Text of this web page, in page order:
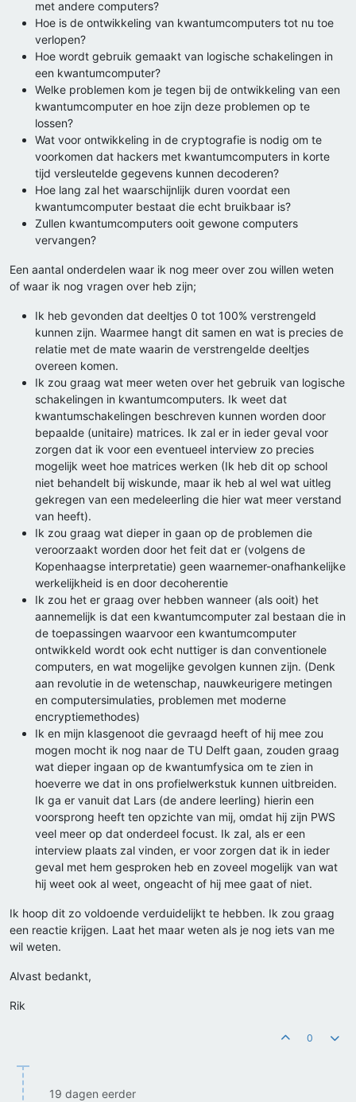
met andere computers?
Hoe is de ontwikkeling van kwantumcomputers tot nu toe
verlopen?
Hoe wordt gebruik gemaakt van logische schakelingen in
een kwantumcomputer?
Welke problemen kom je tegen bij de ontwikkeling van een
kwantumcomputer en hoe zijn deze problemen op te
lossen?
Wat voor ontwikkeling in de cryptografie is nodig om te
voorkomen dat hackers met kwantumcomputers in korte
tijd versleutelde gegevens kunnen decoderen?
Hoe lang zal het waarschijnlijk duren voordat een
kwantumcomputer bestaat die echt bruikbaar is?
Zullen kwantumcomputers ooit gewone computers
vervangen?
Een aantal onderdelen waar ik nog meer over zou willen weten
of waar ik nog vragen over heb zijn;
Ik heb gevonden dat deeltjes 0 tot 100% verstrengeld
kunnen zijn. Waarmee hangt dit samen en wat is precies de
relatie met de mate waarin de verstrengelde deeltjes
overeen komen.
Ik zou graag wat meer weten over het gebruik van logische
schakelingen in kwantumcomputers. Ik weet dat
kwantumschakelingen beschreven kunnen worden door
bepaalde (unitaire) matrices. Ik zal er in ieder geval voor
zorgen dat ik voor een eventueel interview zo precies
mogelijk weet hoe matrices werken (Ik heb dit op school
niet behandelt bij wiskunde, maar ik heb al wel wat uitleg
gekregen van een medeleerling die hier wat meer verstand
van heeft).
Ik zou graag wat dieper in gaan op de problemen die
veroorzaakt worden door het feit dat er (volgens de
Kopenhaagse interpretatie) geen waarnemer-onafhankelijke
werkelijkheid is en door decoherentie
Ik zou het er graag over hebben wanneer (als ooit) het
aannemelijk is dat een kwantumcomputer zal bestaan die in
de toepassingen waarvoor een kwantumcomputer
ontwikkeld wordt ook echt nuttiger is dan conventionele
computers, en wat mogelijke gevolgen kunnen zijn. (Denk
aan revolutie in de wetenschap, nauwkeurigere metingen
en computersimulaties, problemen met moderne
encryptiemethodes)
Ik en mijn klasgenoot die gevraagd heeft of hij mee zou
mogen mocht ik nog naar de TU Delft gaan, zouden graag
wat dieper ingaan op de kwantumfysica om te zien in
hoeverre we dat in ons profielwerkstuk kunnen uitbreiden.
Ik ga er vanuit dat Lars (de andere leerling) hierin een
voorsprong heeft ten opzichte van mij, omdat hij zijn PWS
veel meer op dat onderdeel focust. Ik zal, als er een
interview plaats zal vinden, er voor zorgen dat ik in ieder
geval met hem gesproken heb en zoveel mogelijk van wat
hij weet ook al weet, ongeacht of hij mee gaat of niet.
Ik hoop dit zo voldoende verduidelijkt te hebben. Ik zou graag
een reactie krijgen. Laat het maar weten als je nog iets van me
wil weten.
Alvast bedankt,
Rik
0
19 dagen eerder